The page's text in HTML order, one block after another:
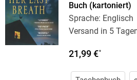
Buch (kartoniert)
Sprache: Englisch
Versand in 5
21,99 €*